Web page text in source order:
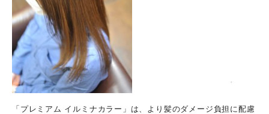
「プレミアム イルミナカラー」は、より髪のダメージ負担に配慮